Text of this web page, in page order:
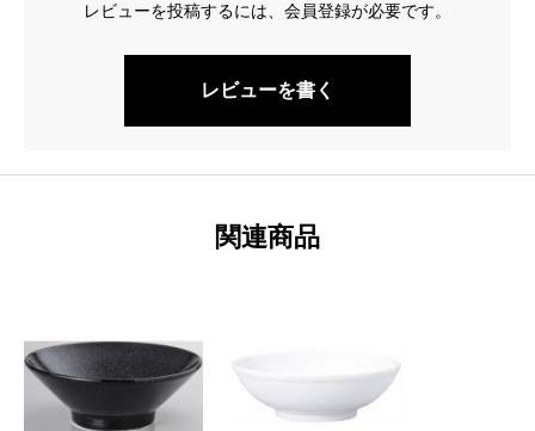
レビューを投稿するには、会員登録が必要です。
レビューを書く
関連商品